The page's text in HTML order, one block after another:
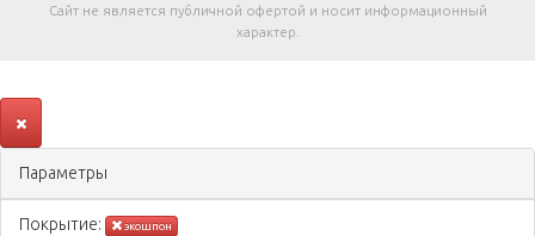
Сайт не является публичной офертой и носит информационный
характер.
Параметры
Покрытиe: экошпон